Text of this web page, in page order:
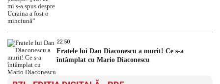
22:50
Fratele lui Dan Diaconescu a murit! Ce s-a
întâmplat cu Mario Diaconescu